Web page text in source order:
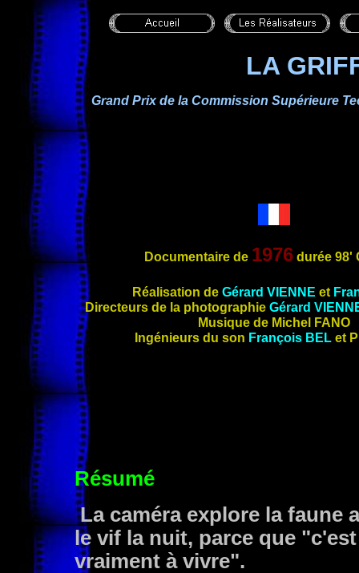
LA
Grand Prix de la Commission Supérieure
Documentairede 1976durée 98'
Réalisation de Gérard VIENNE et
Directeurs de la photographie Gérard
Musique de Michel FANO
Ingénieurs du son François BELet
Résumé
La caméra explore la faune
le vif la nuit, parce que
vraiment à vivre".